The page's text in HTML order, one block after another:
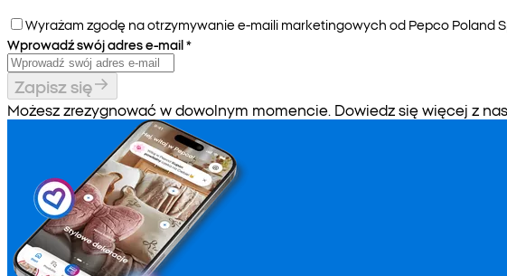
Wyrażam zgodę na otrzymywanie e-maili marketingowych od Pepco Poland
Wprowadź swój adres e-mail*
Zapisz się
Możesz zrezygnować w dowolnym momencie. Dowiedz się więcej z